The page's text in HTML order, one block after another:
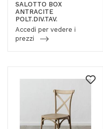
SALOTTO BOX
ANTRACITE
POLT.DIV.TAV.
Accedi per vedere i
prezzi